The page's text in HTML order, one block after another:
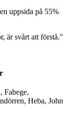
uppsida på 55%
är svårt att förstå."
Fabege,
Heba, John